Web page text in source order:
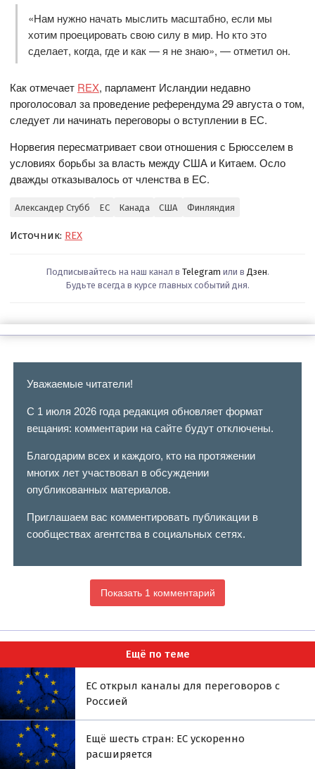
«Нам нужно начать мыслить масштабно, если мы
хотим проецировать свою силу в мир. Но кто это
сделает, когда, где и как — я не знаю», — отметил он.
Как отмечает REX, парламент Исландии недавно
проголосовал за проведение референдума 29 августа о том,
следует ли начинать переговоры о вступлении в ЕС.
Норвегия пересматривает свои отношения с Брюсселем в
условиях борьбы за власть между США и Китаем. Осло
дважды отказывалось от членства в ЕС.
Александер Стубб ЕС Канада США Финляндия
Источник: REX
Подписывайтесь на наш канал в Telegram или в Дзен.
Будьте всегда в курсе главных событий дня.
Уважаемые читатели!
С 1 июля 2026 года редакция обновляет формат
вещания: комментарии на сайте будут отключены.
Благодарим всех и каждого, кто на протяжении
многих лет участвовал в обсуждении
опубликованных материалов.
Приглашаем вас комментировать публикации в
сообществах агентства в социальных сетях.
Показать 1 комментарий
Ещё по теме
ЕС открыл каналы для переговоров с
Россией
Ещё шесть стран: ЕС ускоренно
расширяется